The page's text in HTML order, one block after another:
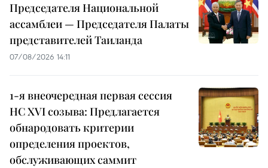
Председателя Национальной
ассамблеи — Председателя Палаты
представителей Таиланда
07/08/2026 14:11
1-я внеочередная первая сессия
НС XVI созыва: Предлагается
обнародовать критерии
определения проектов,
обслуживающих саммит